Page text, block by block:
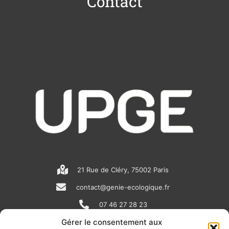
Gérer le consentement aux
21 Rue de Cléry, 75002 Paris
contact@genie-ecologique.fr
07 46 27 28 23